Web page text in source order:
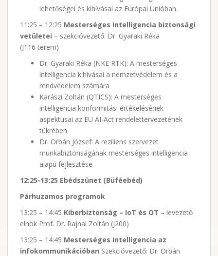
lehetőségei és kihívásai az Európai Unióban
11:25 – 12:25 Mesterséges Intelligencia biztonsági
vetületei – szekcióvezető: Dr. Gyaraki Réka
(J116 terem)
Dr. Gyaraki Réka (NKE RTK): A mesterséges
intelligencia kihívásai a nemzetvédelem és a
rendvédelem számára
Karászi Zoltán (QTICS): A mesterséges
intelligencia konformitási értékelésének
aspektusai az EU AI-Act rendelettervezetének
tükrében
Dr. Orbán József: A reziliens szervezet
munkabiztonságának mesterséges intelligencia
alapú fejlesztése
12:25-13:25 Ebédszünet (Büféebéd)
Párhuzamos programok
13:25 – 14:45 Kiberbiztonság – IoT és OT – levezető
elnök Prof. Dr. Rajnai Zoltán (J200)
13:25 – 14:45 Mesterséges Intelligencia az
infokommunikációban Szekcióvezető: Dr. Orbán